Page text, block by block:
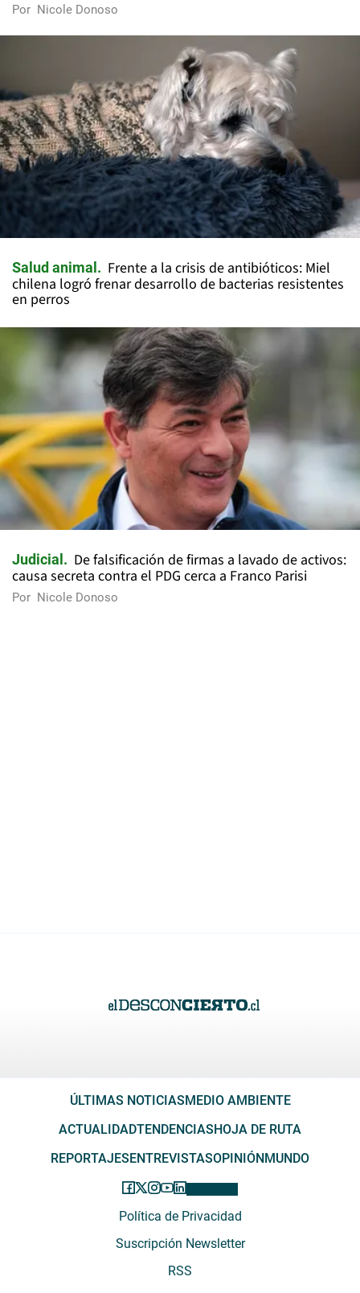
Por Nicole Donoso
Salud animal
Frente a la crisis de antibióticos: Miel
chilena logró frenar desarrollo de bacterias resistentes
en perros
Judicial
De falsificación de firmas a lavado de activos:
causa secreta contra el PDG cerca a Franco Parisi
Por Nicole Donoso
ÚLTIMAS NOTICIAS MEDIO AMBIENTE
ACTUALIDADTENDENCIAS HOJA DE RUTA
REPORTAJES ENTREVISTASOPINIÓN MUNDO
Política de Privacidad
Suscripción Newsletter
RSS